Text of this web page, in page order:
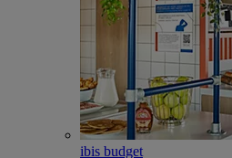
ibis budget